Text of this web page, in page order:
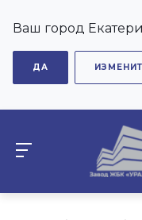
Ваш город
ДА